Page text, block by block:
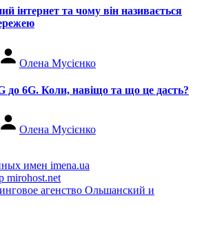
інтернет та чому він називається
Олена Мусієнко
до 6G. Коли, навіщо та що це даcть?
Олена Мусієнко